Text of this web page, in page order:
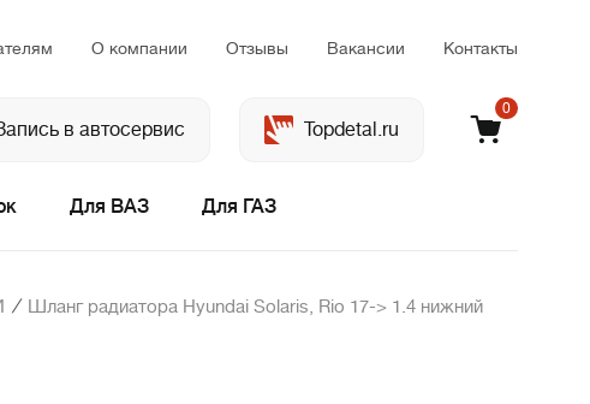
О компании Отзывы Вакансии Контакты
в автосервис Topdetal.ru
0
Для ВАЗ Для ГАЗ
/ Шланг радиатора Hyundai Solaris, Rio 17-> 1.4 нижний